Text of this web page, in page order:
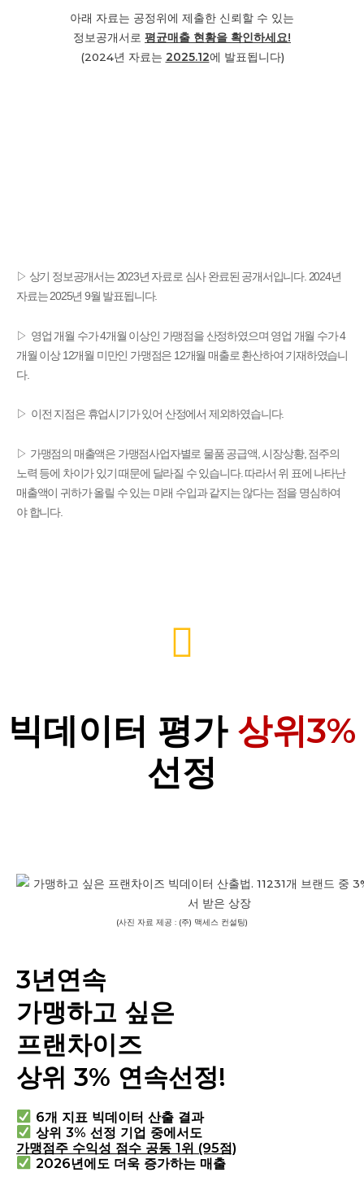
아래 자료는 공정위에 제출한 신뢰할 수 있는
정보공개서로 평균매출 현황을 확인하세요!
(2024년 자료는 2025.12에 발표됩니다)
▷ 상기 정보공개서는 2023년 자료로 심사 완료된 공개서입니다. 2024년
자료는 2025년 9월 발표됩니다.
▷ 영업 개월 수가 4개월 이상인 가맹점을 산정하였으며 영업 개월 수가 4
개월 이상 12개월 미만인 가맹점은 12개월 매출로 환산하여 기재하였습니
다.
▷ 이전 지점은 휴업시기가 있어 산정에서 제외하였습니다.
▷ 가맹점의 매출액은 가맹점사업자별로 물품 공급액, 시장상황, 점주의
노력 등에 차이가 있기 때문에 달라질 수 있습니다. 따라서 위 표에 나타난
매출액이 귀하가 올릴 수 있는 미래 수입과 같지는 않다는 점을 명심하여
야 합니다.
빅데이터 평가 상위3%
선정
(사진 자료 제공 : (주) 맥세스 컨설팅)
3년연속
가맹하고 싶은
프랜차이즈
상위 3% 연속선정!
6개 지표 빅데이터 산출 결과
상위 3% 선정 기업 중에서도
가맹점주 수익성 점수 공동 1위 (95점)
2026년에도 더욱 증가하는 매출